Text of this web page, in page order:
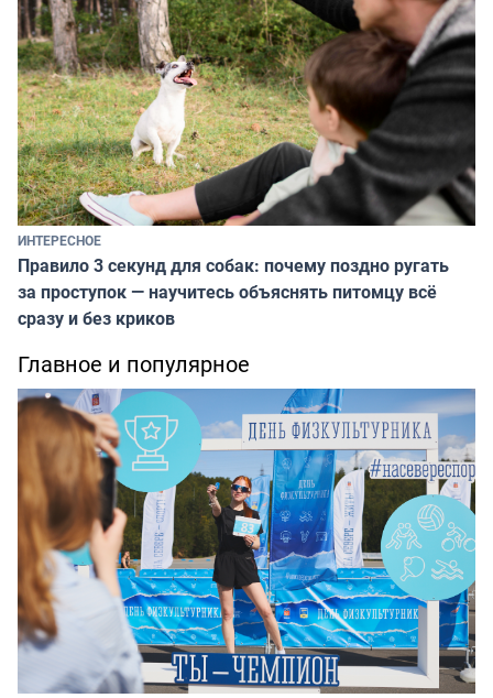
ИНТЕРЕСНОЕ
Правило 3 секунд для собак: почему поздно ругать
за проступок — научитесь объяснять питомцу всё
сразу и без криков
Главное и популярное